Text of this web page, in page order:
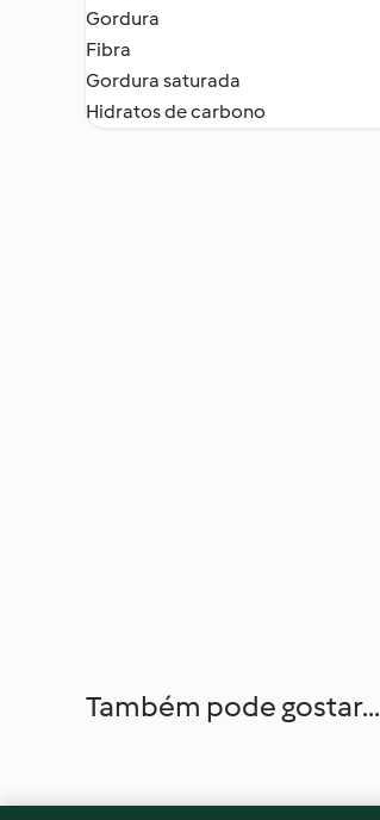
Gordura
Fibra
Gordura saturada
Hidratos de carbono
Também pode gostar...